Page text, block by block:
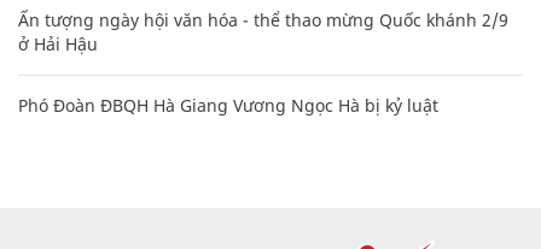
Ấn tượng ngày hội văn hóa - thể thao mừng Quốc khánh 2/9
ở Hải Hậu
Phó Đoàn ĐBQH Hà Giang Vương Ngọc Hà bị kỷ luật